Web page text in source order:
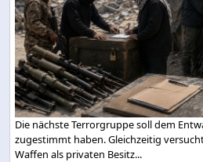
Die nächste Terrorgruppe soll dem
zugestimmt haben. Gleichzeitig
Waffen als privaten Besitz...